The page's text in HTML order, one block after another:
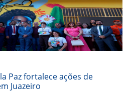
Paz fortalece ações de
Juazeiro